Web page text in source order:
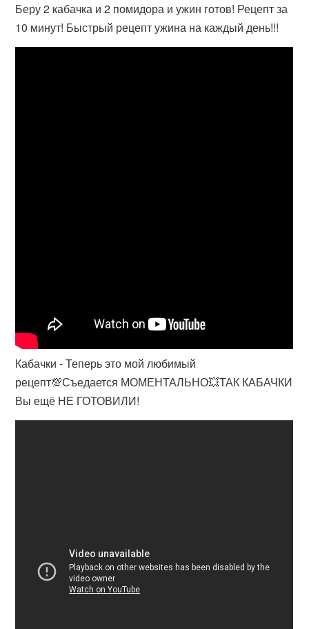
Беру 2 кабачка и 2 помидора и ужин готов! Рецепт за
10 минут! Быстрый рецепт ужина на каждый день!!!
Кабачки - Теперь это мой любимый
рецепт💯Съедается МОМЕНТАЛЬНО💥ТАК КАБАЧКИ
Вы ещё НЕ ГОТОВИЛИ!